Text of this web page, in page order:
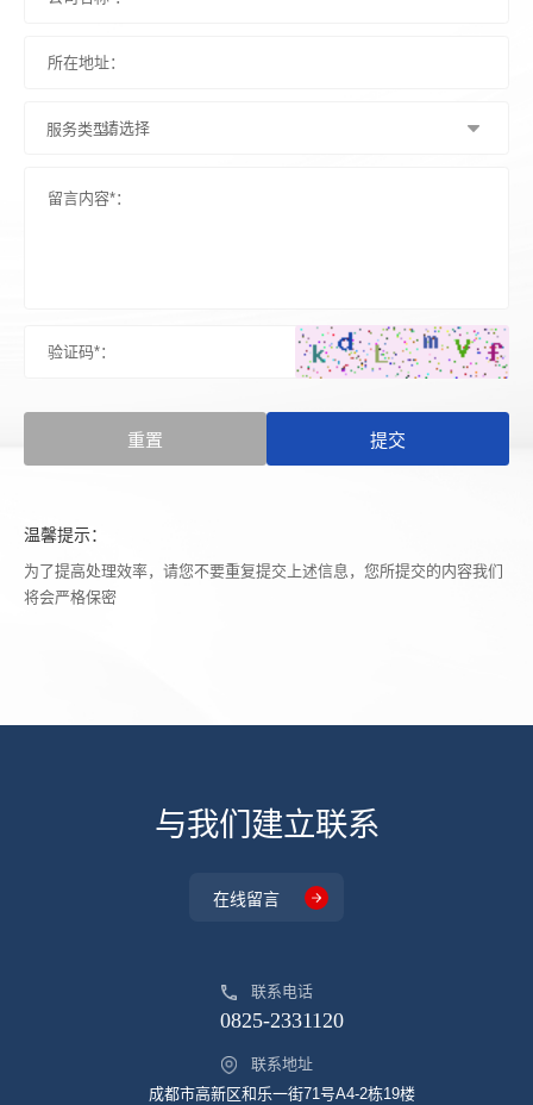
服务类型：
重置 提交
温馨提示：
为了提高处理效率，请您不要重复提交上述信息，您所提交的内容我们
将会严格保密
与我们建立联系
在线留言
联系电话
0825-2331120
联系地址
成都市高新区和乐一街71号A4-2栋19楼